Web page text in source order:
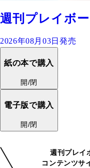
週刊プレイボ
2026年08月03日発売
紙の本で購入
開/閉
電子版で購入
開/閉
週刊プレイ
コンテンツサ